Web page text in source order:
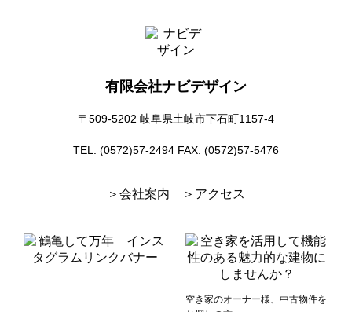
有限会社ナビデザイン
〒509-5202 岐阜県土岐市下石町1157-4
TEL. (0572)57-2494 FAX. (0572)57-5476
＞会社案内 ＞アクセス
空き家のオーナー様、中古物件を